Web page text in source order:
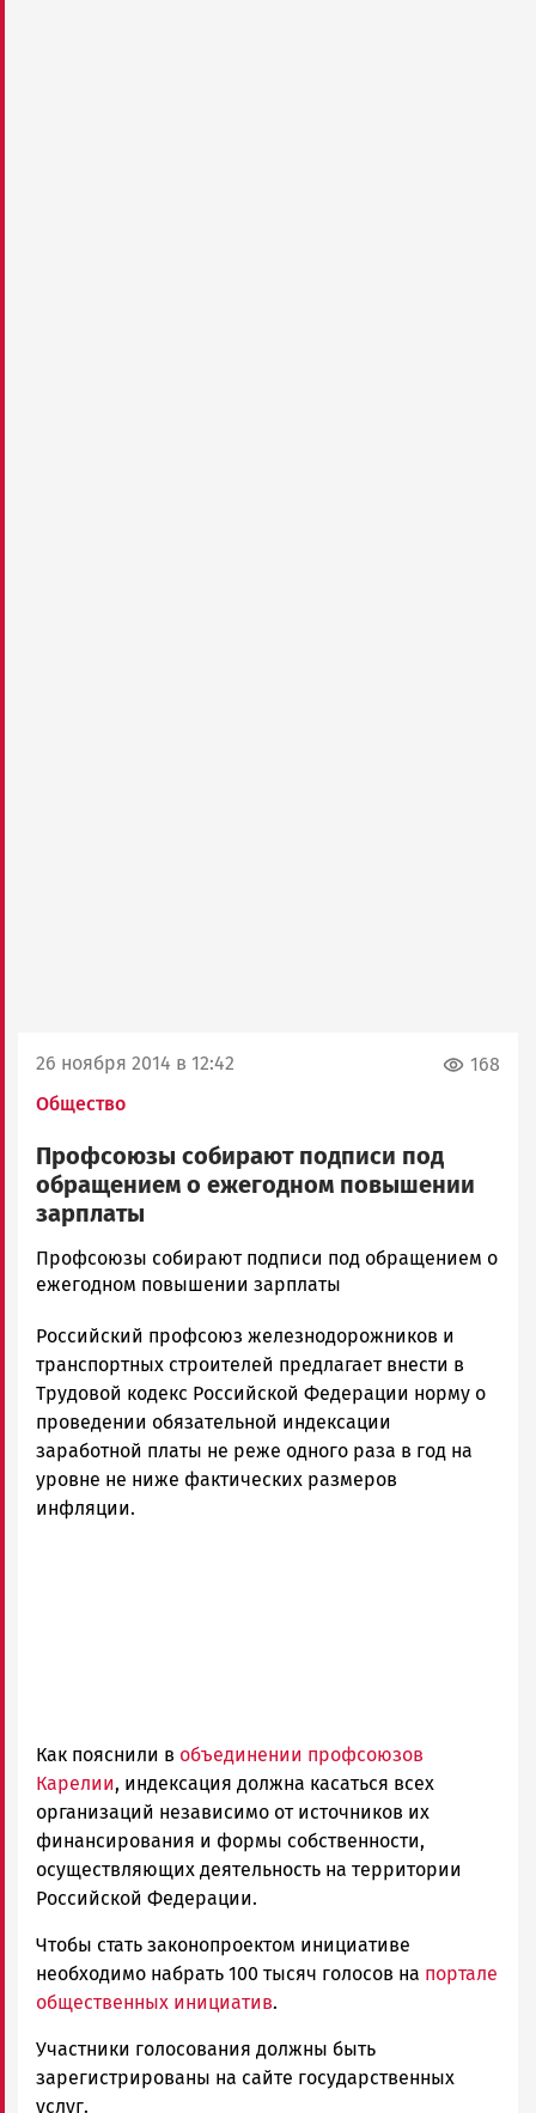
26 ноября 2014 в 12:42
Общество
168
Профсоюзы собирают подписи под
обращением о ежегодном повышении
зарплаты
admintimur
Новости
и
Карелии
|
Петрозаводск
ГОВОРИТ
Профсоюзы собирают подписи под обращением о
ежегодном повышении зарплаты
Российский профсоюз железнодорожников и
транспортных строителей предлагает внести в
Трудовой кодекс Российской Федерации норму о
проведении обязательной индексации
заработной платы не реже одного раза в год на
уровне не ниже фактических размеров
инфляции.
Как пояснили в объединении профсоюзов
Карелии, индексация должна касаться всех
организаций независимо от источников их
финансирования и формы собственности,
осуществляющих деятельность на территории
Российской Федерации.
Чтобы стать законопроектом инициативе
необходимо набрать 100 тысяч голосов на портале
общественных инициатив.
Участники голосования должны быть
зарегистрированы на сайте государственных
услуг.